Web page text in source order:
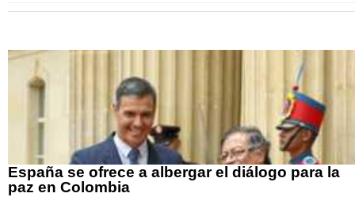
España se ofrece a albergar el diálogo para la
paz en Colombia